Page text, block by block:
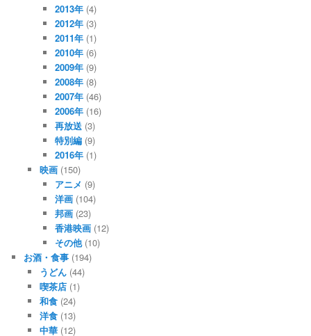
2013年 (4)
2012年 (3)
2011年 (1)
2010年 (6)
2009年 (9)
2008年 (8)
2007年 (46)
2006年 (16)
再放送 (3)
特別編 (9)
2016年 (1)
映画(150)
アニメ (9)
洋画 (104)
邦画 (23)
香港映画 (12)
その他(10)
お酒・食事 (194)
うどん(44)
喫茶店(1)
和食(24)
洋食(13)
中華(12)